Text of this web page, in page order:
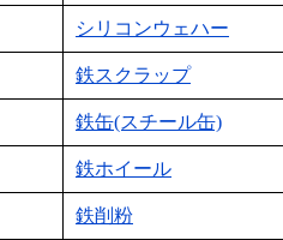
シリコンウェハー
鉄スクラップ
鉄缶(スチール缶)
鉄ホイール
鉄削粉